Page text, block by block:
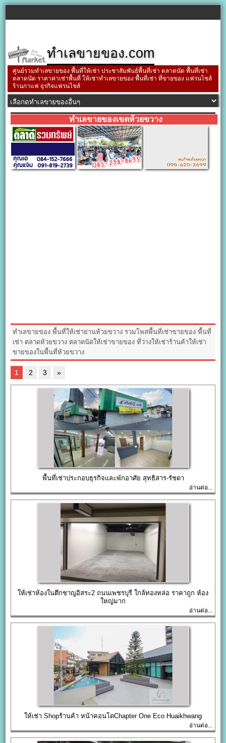
ทำเลขายของ.com
ศูนย์รวมทำเลขายของ พื้นที่ให้เช่า ประชาสัมพันธ์พื้นที่เช่า ตลาดนัด พื้นที่เช่า
ตลาดนัด ราคาค่าเช่าพื้นที่ ให้เช่าทำเลขายของ พื้นที่เช่า ที่ขายของ แฟรนไชส์
ร้านกาแฟ ธุรกิจแฟรนไชส์
ทำเลขายของเขตห้วยขวาง
ทำเลขายของ พื้นที่ให้เช่าย่านห้วยขวาง รวมโพสพื้นที่เช่าขายของ พื้นที่
เช่า ตลาดห้วยขวาง ตลาดนัดให้เช่าขายของ ที่ว่างให้เช่าร้านค้าให้เช่า
ขายของในพื้นที่ห้วยขวาง
1 2 3 »
พื้นที่เช่าประกอบธุรกิจและพักอาศัย สุทธิสาร-รัชดา
อ่านต่อ...
ให้เช่าห้องในตึกชาญอิสระ2 ถนนเพชรบุรี ใกล้ทองหล่อ ราคาถูก ห้อง
ใหญ่มาก
อ่านต่อ...
ให้เช่า Shopร้านค้า หน้าคอนโดChapter One Eco Huaikhwang
อ่านต่อ...